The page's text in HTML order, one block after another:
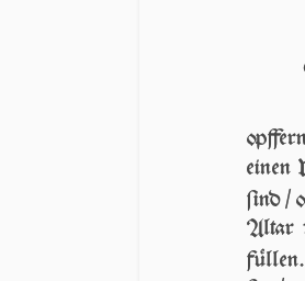
ſind /
Altar